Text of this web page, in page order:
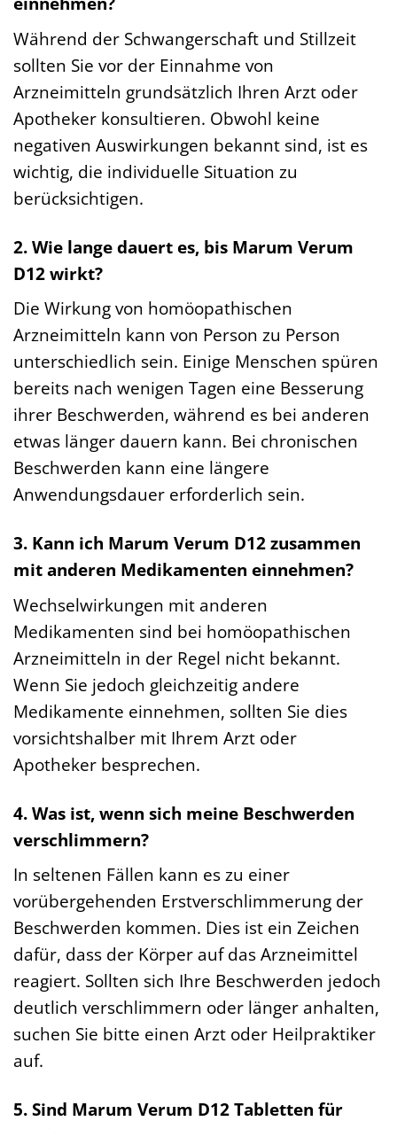
Während der Schwangerschaft und Stillzeit
sollten Sie vor der Einnahme von
Arzneimitteln grundsätzlich Ihren Arzt oder
Apotheker konsultieren. Obwohl keine
negativen Auswirkungen bekannt sind, ist es
wichtig, die individuelle Situation zu
berücksichtigen.
2. Wie lange dauert es, bis Marum Verum
D12 wirkt?
Die Wirkung von homöopathischen
Arzneimitteln kann von Person zu Person
unterschiedlich sein. Einige Menschen spüren
bereits nach wenigen Tagen eine Besserung
ihrer Beschwerden, während es bei anderen
etwas länger dauern kann. Bei chronischen
Beschwerden kann eine längere
Anwendungsdauer erforderlich sein.
3. Kann ich Marum Verum D12 zusammen
mit anderen Medikamenten einnehmen?
Wechselwirkungen mit anderen
Medikamenten sind bei homöopathischen
Arzneimitteln in der Regel nicht bekannt.
Wenn Sie jedoch gleichzeitig andere
Medikamente einnehmen, sollten Sie dies
vorsichtshalber mit Ihrem Arzt oder
Apotheker besprechen.
4. Was ist, wenn sich meine Beschwerden
verschlimmern?
In seltenen Fällen kann es zu einer
vorübergehenden Erstverschlimmerung der
Beschwerden kommen. Dies ist ein Zeichen
dafür, dass der Körper auf das Arzneimittel
reagiert. Sollten sich Ihre Beschwerden jedoch
deutlich verschlimmern oder länger anhalten,
suchen Sie bitte einen Arzt oder Heilpraktiker
auf.
5. Sind Marum Verum D12 Tabletten für